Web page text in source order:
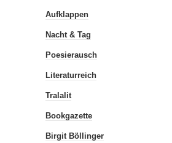
Aufklappen
Nacht & Tag
Poesierausch
Literaturreich
Tralalit
Bookgazette
Birgit Böllinger